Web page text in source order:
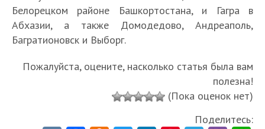
Белорецком районе Башкортостана, и Гагра в
Абхазии, а также Домодедово, Андреаполь,
Багратионовск и Выборг.
Пожалуйста, оцените, насколько статья была вам
полезна!
(Пока оценок нет)
Поделитесь: